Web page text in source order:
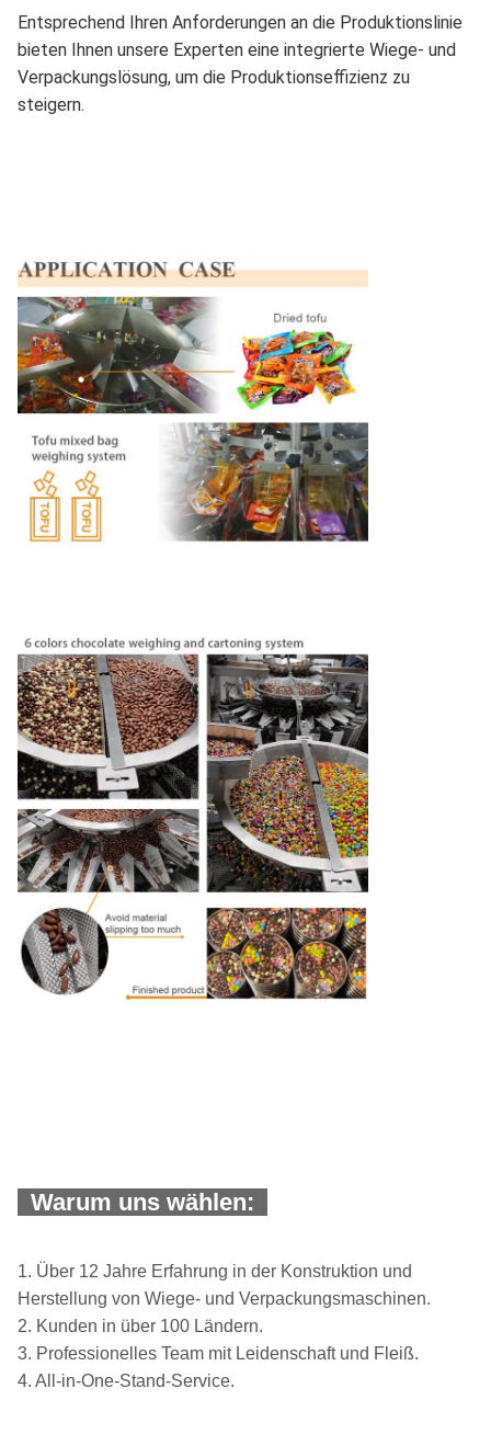
Entsprechend Ihren Anforderungen an die Produktionslinie
bieten Ihnen unsere Experten eine integrierte Wiege- und
Verpackungslösung, um die Produktionseffizienz zu
steigern.
Warum uns wählen:
1. Über 12 Jahre Erfahrung in der Konstruktion und
Herstellung von Wiege- und Verpackungsmaschinen.
2. Kunden in über 100 Ländern.
3. Professionelles Team mit Leidenschaft und Fleiß.
4. All-in-One-Stand-Service.